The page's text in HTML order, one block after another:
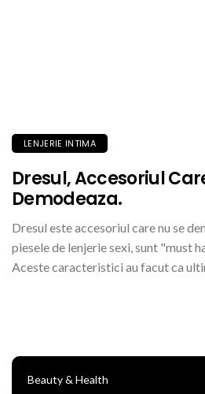
LENJERIE INTIMA
Dresul, Accesoriul
Demodeaza.
Dresul este accesoriul care nu se
piesele de lenjerie sexi, sunt "must
Aceste caracteristici au facut ca
Beauty & Health